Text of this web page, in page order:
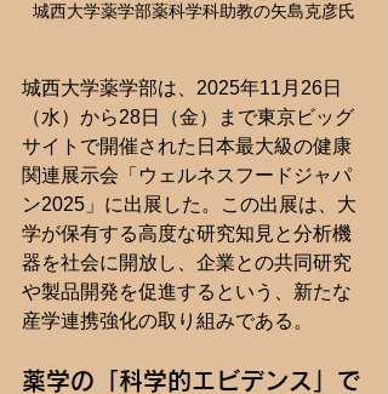
城西大学薬学部薬科学科助教の矢島克彦氏
城西大学薬学部は、2025年11月26日
（水）から28日（金）まで東京ビッグ
サイトで開催された日本最大級の健康
関連展示会「ウェルネスフードジャパ
ン2025」に出展した。この出展は、大
学が保有する高度な研究知見と分析機
器を社会に開放し、企業との共同研究
や製品開発を促進するという、新たな
産学連携強化の取り組みである。
薬学の「科学的エビデンス」で